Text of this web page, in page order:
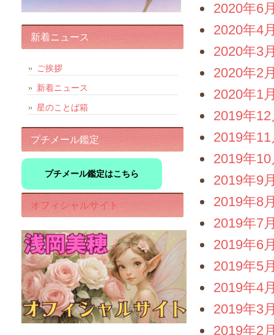
2020年6
2020年4
2020年3
2020年2
2020年1
2019年12
2019年11
2019年10
2019年9
2019年8
2019年7
2019年6
2019年5
2019年4
2019年3
2019年2
新着ニュース
ご挨拶
新着ニュース
星のことば箱
プチメール鑑定
プチメール鑑定はこちら
オフィシャルサイト